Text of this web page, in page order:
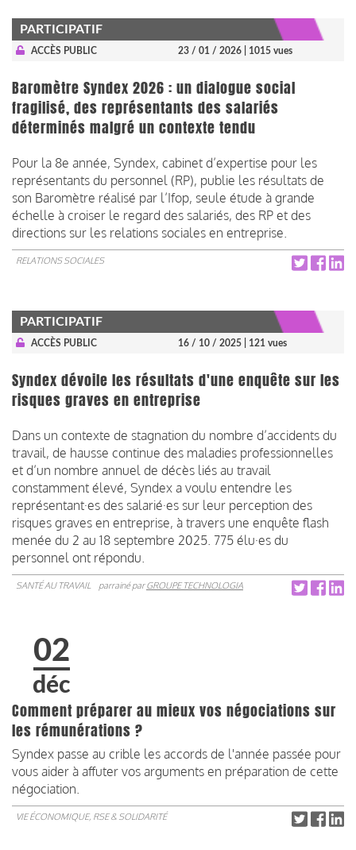
PARTICIPATIF
ACCÈS PUBLIC 23 / 01 / 2026 | 1015 vues
Baromètre Syndex 2026 : un dialogue social
fragilisé, des représentants des salariés
déterminés malgré un contexte tendu
Pour la 8e année, Syndex, cabinet d’expertise pour les
représentants du personnel (RP), publie les résultats de
son Baromètre réalisé par l’Ifop, seule étude à grande
échelle à croiser le regard des salariés, des RP et des
directions sur les relations sociales en entreprise.
RELATIONS SOCIALES
PARTICIPATIF
ACCÈS PUBLIC 16 / 10 / 2025 | 121 vues
Syndex dévoile les résultats d'une enquête sur les
risques graves en entreprise
Dans un contexte de stagnation du nombre d’accidents du
travail, de hausse continue des maladies professionnelles
et d’un nombre annuel de décès liés au travail
constamment élevé, Syndex a voulu entendre les
représentant·es des salarié·es sur leur perception des
risques graves en entreprise, à travers une enquête flash
menée du 2 au 18 septembre 2025. 775 élu·es du
personnel ont répondu.
SANTÉ AU TRAVAIL parrainé parGROUPE TECHNOLOGIA
02
déc
Comment préparer au mieux vos négociations sur
les rémunérations ?
Syndex passe au crible les accords de l'année passée pour
vous aider à affuter vos arguments en préparation de cette
négociation.
VIE ÉCONOMIQUE, RSE & SOLIDARITÉ